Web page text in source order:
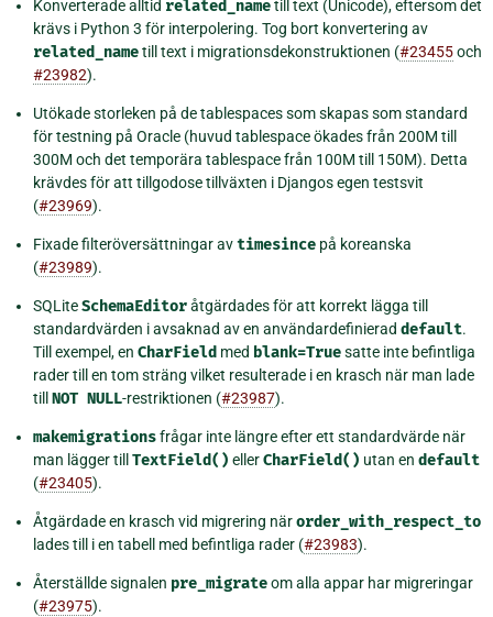
Konverterade alltid related_nametill text (Unicode), eftersom det
krävs i Python 3 för interpolering. Tog bort konvertering av
related_nametill text i migrationsdekonstruktionen (#23455och
#23982).
Utökade storleken på de tablespaces som skapas som standard
för testning på Oracle (huvud tablespace ökades från 200M till
300M och det temporära tablespace från 100M till 150M). Detta
krävdes för att tillgodose tillväxten i Djangos egen testsvit
(#23969).
Fixade filteröversättningar avtimesince på koreanska
(#23989).
SQLiteSchemaEditoråtgärdades för att korrekt lägga till
standardvärden i avsaknad av en användardefinierad default.
Till exempel, en CharField med blank=Truesatte inte befintliga
rader till en tom sträng vilket resulterade i en krasch när man lade
till NOT NULL-restriktionen (#23987).
makemigrationsfrågar inte längre efter ett standardvärde när
man lägger till TextField() ellerCharField() utan en default
(#23405).
Åtgärdade en krasch vid migrering närorder_with_respect_to
lades till i en tabell med befintliga rader (#23983).
Återställde signalen pre_migrateom alla appar har migreringar
(#23975).